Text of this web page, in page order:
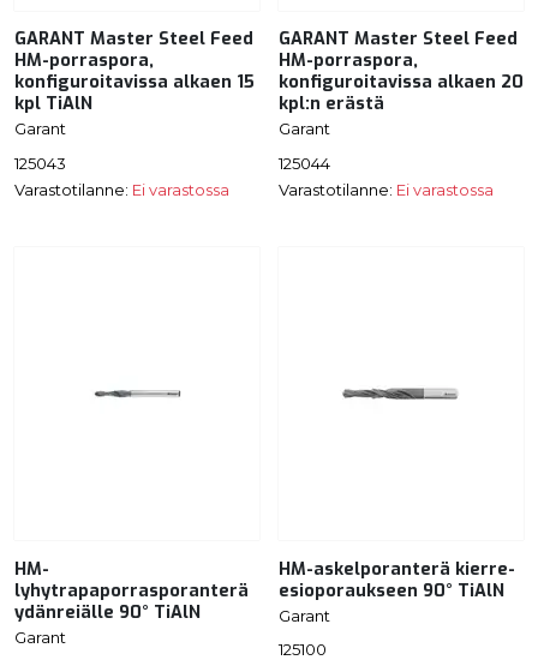
GARANT Master Steel Feed
HM-porraspora,
konfiguroitavissa alkaen 15
kpl TiAlN
Garant
125043
Varastotilanne: Ei varastossa
GARANT Master Steel Feed
HM-porraspora,
konfiguroitavissa alkaen 20
kpl:n erästä
Garant
125044
Varastotilanne: Ei varastossa
HM-
lyhytrapaporrasporanterä
ydänreiälle 90° TiAlN
Garant
HM-askelporanterä kierre-
esioporaukseen 90° TiAlN
Garant
125100